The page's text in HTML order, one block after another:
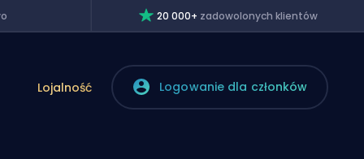
20 000+ zadowolonych klientów
Lojalność Logowanie dla członków